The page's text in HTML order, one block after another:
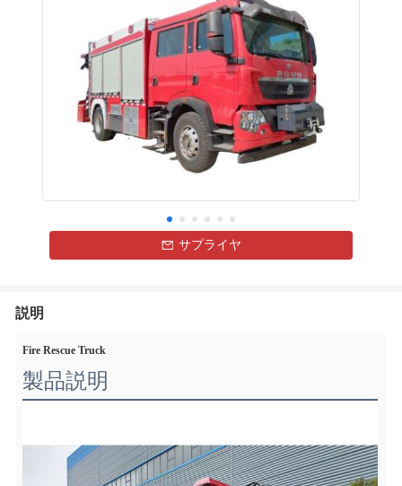
サプライヤ
説明
Fire Rescue Truck
製品説明